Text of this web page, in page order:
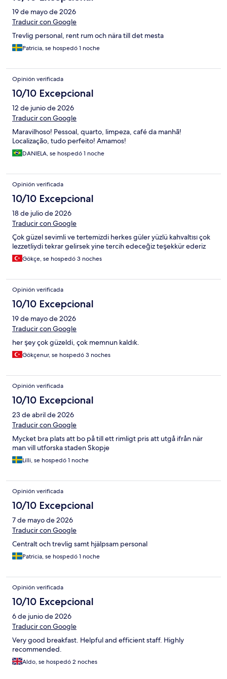
19 de mayo de 2026
Traducir con Google
Trevlig personal, rent rum och nära till det mesta
Patricia, se hospedó 1 noche
Opinión verificada
10/10 Excepcional
12 de junio de 2026
Traducir con Google
Maravilhoso! Pessoal, quarto, limpeza, café da manhã!
Localização, tudo perfeito! Amamos!
DANIELA, se hospedó 1 noche
Opinión verificada
10/10 Excepcional
18 de julio de 2026
Traducir con Google
Çok güzel sevimli ve tertemizdi herkes güler yüzlü kahvaltısı çok
lezzetliydi tekrar gelirsek yine tercih edeceğiz teşekkür ederiz
Gökçe, se hospedó 3 noches
Opinión verificada
10/10 Excepcional
19 de mayo de 2026
Traducir con Google
her şey çok güzeldi, çok memnun kaldık.
Gökçenur, se hospedó 3 noches
Opinión verificada
10/10 Excepcional
23 de abril de 2026
Traducir con Google
Mycket bra plats att bo på till ett rimligt pris att utgå ifrån när
man vill utforska staden Skopje
Lilli, se hospedó 1 noche
Opinión verificada
10/10 Excepcional
7 de mayo de 2026
Traducir con Google
Centralt och trevlig samt hjälpsam personal
Patricia, se hospedó 1 noche
Opinión verificada
10/10 Excepcional
6 de junio de 2026
Traducir con Google
Very good breakfast. Helpful and efficient staff. Highly
recommended.
Aldo, se hospedó 2 noches